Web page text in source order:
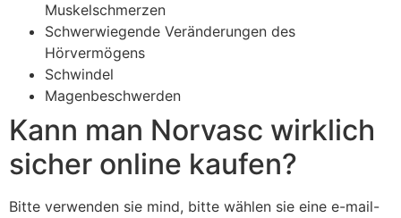
Muskelschmerzen
Schwerwiegende Veränderungen des
Hörvermögens
Schwindel
Magenbeschwerden
Kann man Norvasc wirklich
sicher online kaufen?
Bitte verwenden sie mind, bitte wählen sie eine e-mail-